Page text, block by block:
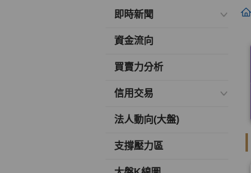
即時新聞
資金流向
買賣力分析
信用交易
法人動向(大盤)
支撐壓力區